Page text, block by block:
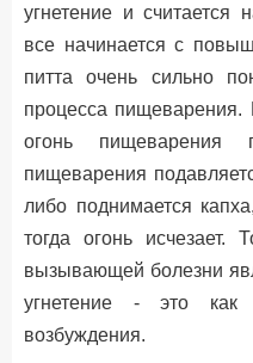
угнетение и
все начинается с
питта очень сильно
процесса пищеварения.
огонь пищеварения
пищеварения
либо поднимается
тогда огонь исчезает.
вызывающей болезни
угнетение - это как
возбуждения.